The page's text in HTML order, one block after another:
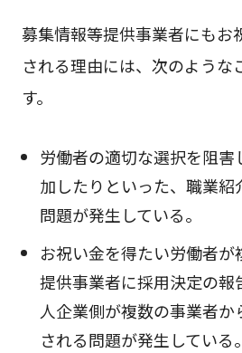
募集情報等提供事業者にもお
される理由には、次のような
す。
労働者の適切な選択を阻害
加したりといった、職業紹
問題が発生している。
お祝い金を得たい労働者
提供事業者に採用決定の報
人企業側が複数の事業者か
される問題が発生している。